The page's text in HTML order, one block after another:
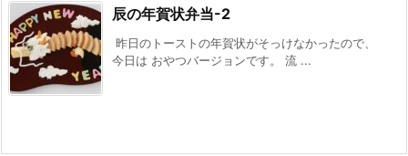
辰の年賀状弁当-2
昨日のトーストの年賀状がそっけなかったので、
今日は おやつバージョンです。 流 ...